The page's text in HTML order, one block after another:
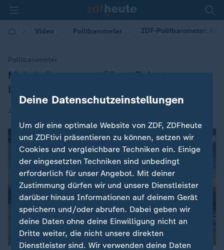
Video Politbarometer ZDF-Politbarometer:
Politbarometer
:Mehrheit gegen größere Belastungen
bei Reformen
22.05.2026 | 14:57
Deine Datenschutzeinstellungen
Um dir eine optimale Website von ZDF, ZDFheute
und ZDFtivi präsentieren zu können, setzen wir
Cookies und vergleichbare Techniken ein. Einige
der eingesetzten Techniken sind unbedingt
erforderlich für unser Angebot. Mit deiner
Zustimmung dürfen wir und unsere Dienstleister
darüber hinaus Informationen auf deinem Gerät
speichern und/oder abrufen. Dabei geben wir
deine Daten ohne deine Einwilligung nicht an
Dritte weiter, die nicht unsere direkten
Dienstleister sind. Wir verwenden deine Daten